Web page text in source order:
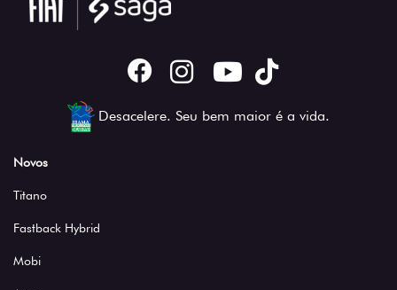
Desacelere. Seu bem maior é a vida.
Novos
Titano
Fastback Hybrid
Mobi